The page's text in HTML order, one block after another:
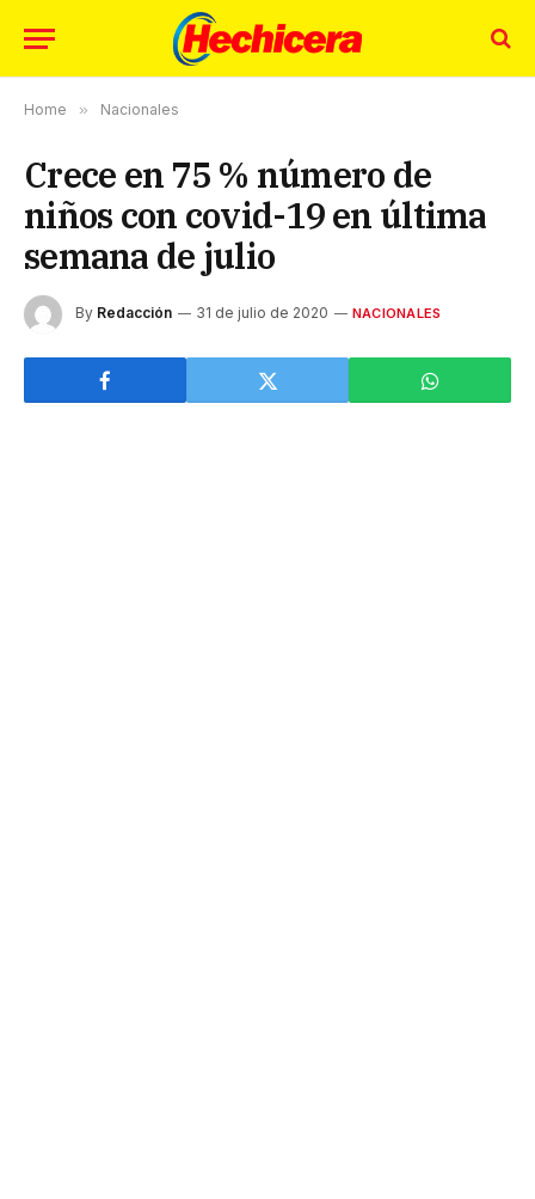
Home » Nacionales
Crece en 75 % número de
niños con covid-19 en última
semana de julio
By Redacción 31 de julio de 2020 NACIONALES